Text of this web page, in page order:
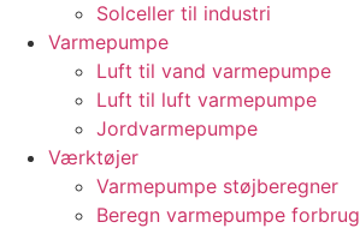
Solceller til industri
Varmepumpe
Luft til vand varmepumpe
Luft til luft varmepumpe
Jordvarmepumpe
Værktøjer
Varmepumpe støjberegner
Beregn varmepumpe forbrug